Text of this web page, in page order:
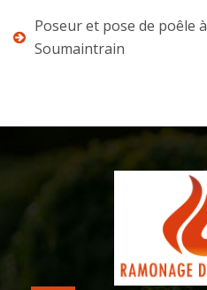
Poseur et pose de poêle
Soumaintrain